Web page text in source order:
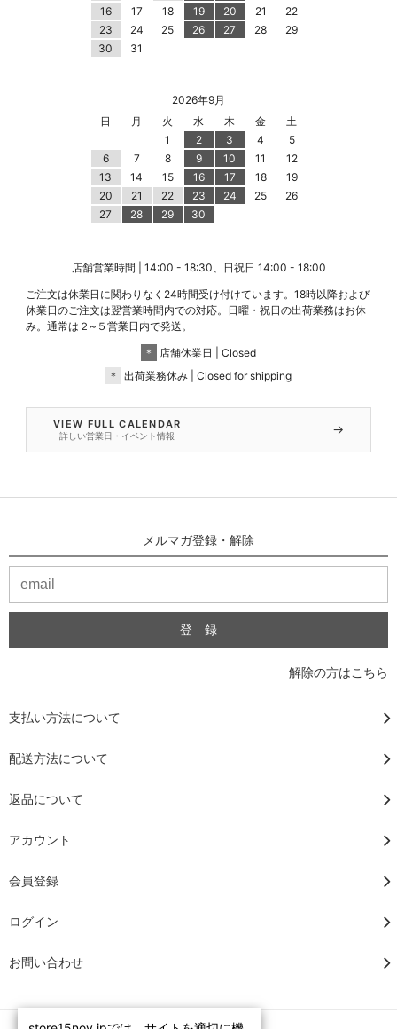
16
17 18 19 20 21
22
23
24 25 26 27 28
29
30
31
2026年9月
日
月 火 水 木 金
土
1
2 3 4
5
6
7 8 9 10 11
12
13
14 15 16 17 18
19
20
21 22 23 24 25
26
27
28 29 30
店舗営業時間 | 14:00 - 18:30、日祝日 14:00 - 18:00
ご注文は休業日に関わりなく24時間受け付けています。18時以降および
休業日のご注文は翌営業時間内での対応。日曜・祝日の出荷業務はお休
み。通常は２~５営業日内で発送。
＊
店舗休業日 | Closed
＊
出荷業務休み | Closed for shipping
VIEW FULL CALENDAR
詳しい営業日・イベント情報 →
メルマガ登録・解除
解除の方はこちら
支払い方法について
配送方法について
返品について
アカウント
会員登録
ログイン
お問い合わせ